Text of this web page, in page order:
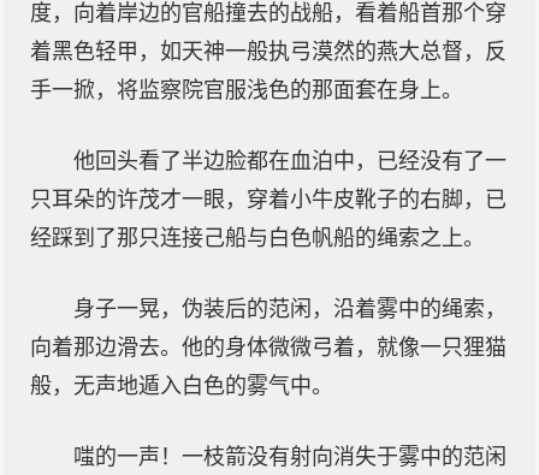
度，向着岸边的官船撞去的战船，看着船首那个穿
着黑色轻甲，如天神一般执弓漠然的燕大总督，反
手一掀，将监察院官服浅色的那面套在身上。
他回头看了半边脸都在血泊中，已经没有了一
只耳朵的许茂才一眼，穿着小牛皮靴子的右脚，已
经踩到了那只连接己船与白色帆船的绳索之上。
身子一晃，伪装后的范闲，沿着雾中的绳索，
向着那边滑去。他的身体微微弓着，就像一只狸猫
般，无声地遁入白色的雾气中。
嗤的一声！一枝箭没有射向消失于雾中的范闲